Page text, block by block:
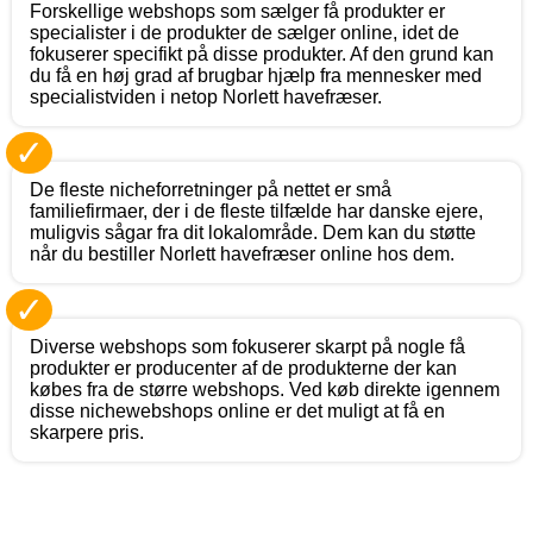
Forskellige webshops som sælger få produkter er
specialister i de produkter de sælger online, idet de
fokuserer specifikt på disse produkter. Af den grund kan
du få en høj grad af brugbar hjælp fra mennesker med
specialistviden i netop Norlett havefræser.
✓
De fleste nicheforretninger på nettet er små
familiefirmaer, der i de fleste tilfælde har danske ejere,
muligvis sågar fra dit lokalområde. Dem kan du støtte
når du bestiller Norlett havefræser online hos dem.
✓
Diverse webshops som fokuserer skarpt på nogle få
produkter er producenter af de produkterne der kan
købes fra de større webshops. Ved køb direkte igennem
disse nichewebshops online er det muligt at få en
skarpere pris.